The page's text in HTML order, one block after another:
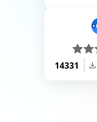
14331